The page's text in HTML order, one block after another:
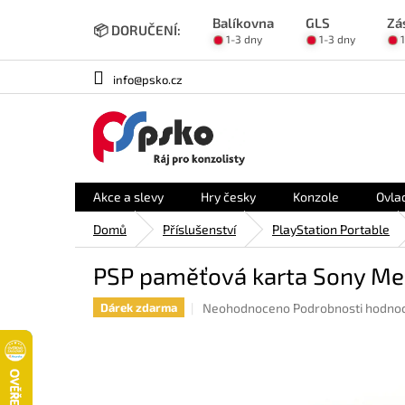
📦 DORUČENÍ: Balíkovna GLS
1-3 dny 1-3 dny
info@psko.cz
Akce a slevy Hry česky Konzole
Domů Příslušenství PlayStation Portable
PSP paměťová karta Sony
Dárek zdarma
Průměrné
Neohodnoceno Podrobnosti